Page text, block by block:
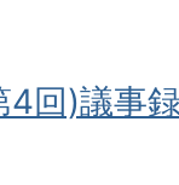
回)議事